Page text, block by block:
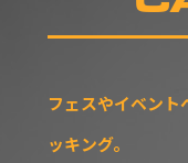
フェスやイベント
ッキング。